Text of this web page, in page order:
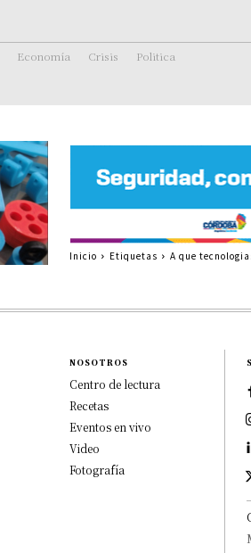
Economía Crisis Politica
Inicio Etiquetas A que
NOSOTROS
Centro de lectura
Recetas
Eventos en vivo
Video
Fotografía